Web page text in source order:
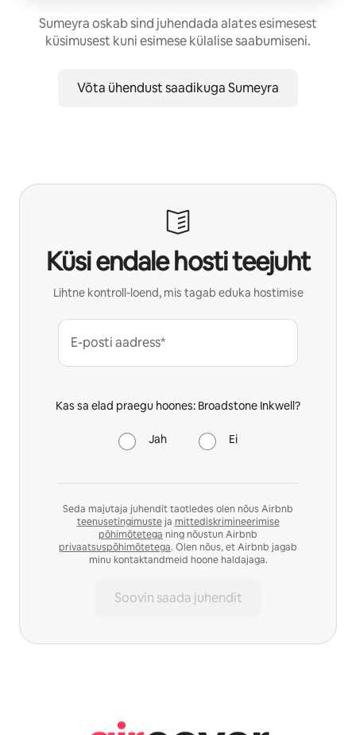
Sumeyra oskab sind juhendada alates esimesest
küsimusest kuni esimese külalise saabumiseni.
Võta ühendust saadikuga Sumeyra
Küsi endale hosti teejuht
Lihtne kontroll-loend, mis tagab eduka hostimise
E-posti aadress*
Kas sa elad praegu hoones: Broadstone Inkwell?
Jah Ei
Seda majutaja juhendit taotledes olen nõus Airbnb
teenusetingimusteja mittediskrimineerimise
põhimõtetega ning nõustun Airbnb
privaatsuspõhimõtetega. Olen nõus, et Airbnb jagab
minu kontaktandmeid hoone haldajaga.
Soovin saada juhendit